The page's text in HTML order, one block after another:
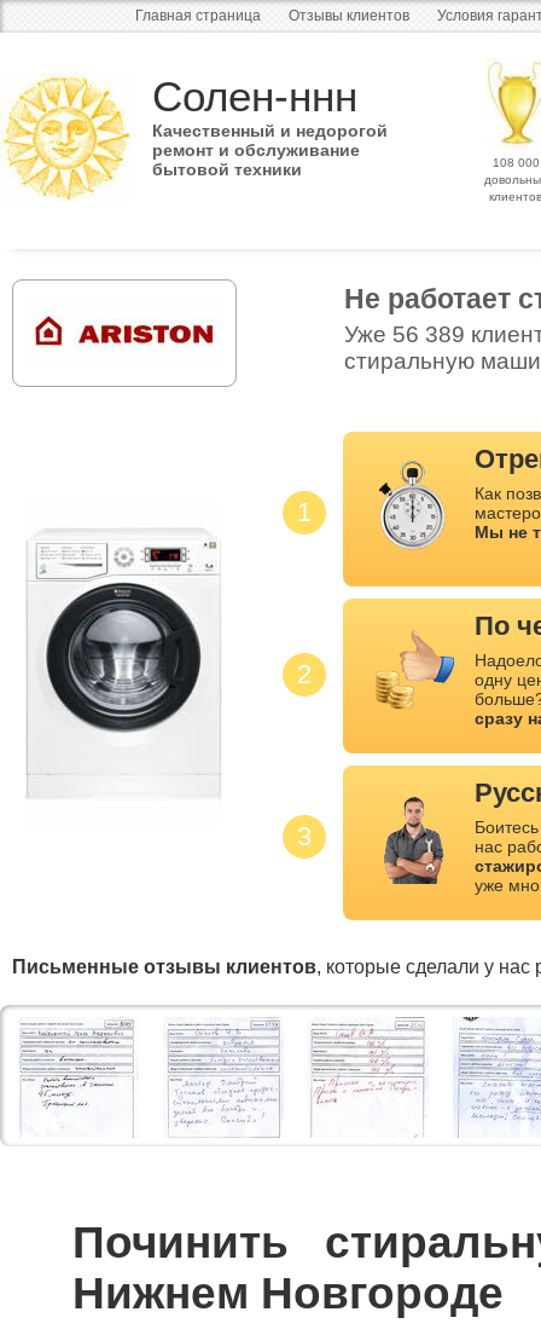
Главная страница Отзывы клиентов Условия
Солен-ннн
Качественный и недорогой
ремонт и обслуживание
бытовой техники
108 000
клиентов
Не работает
Уже 56 389
стиральную
1
2
3
Как
Мы не
По
одну
сразу
нас
уже
Письменные отзывы клиентов, которые сделали у нас
Починить
Нижнем Новгороде